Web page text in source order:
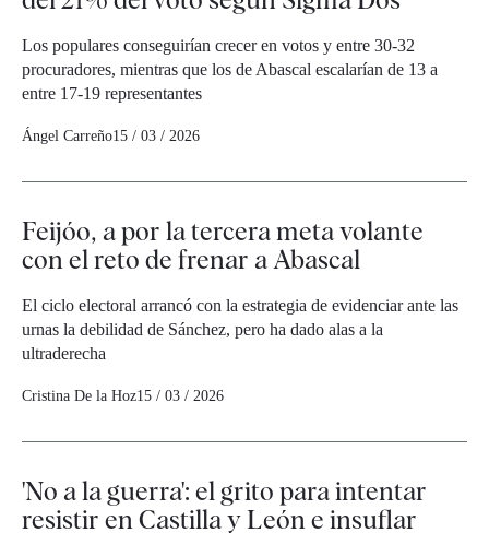
Los populares conseguirían crecer en votos y entre 30-32
procuradores, mientras que los de Abascal escalarían de 13 a
entre 17-19 representantes
Ángel Carreño15 / 03 / 2026
Feijóo, a por la tercera meta volante
con el reto de frenar a Abascal
El ciclo electoral arrancó con la estrategia de evidenciar ante las
urnas la debilidad de Sánchez, pero ha dado alas a la
ultraderecha
Cristina De la Hoz15 / 03 / 2026
'No a la guerra': el grito para intentar
resistir en Castilla y León e insuflar